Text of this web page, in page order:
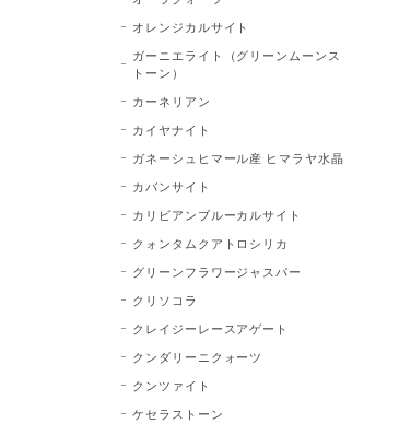
オレンジカルサイト
ガーニエライト（グリーンムーンス
トーン）
カーネリアン
カイヤナイト
ガネーシュヒマール産 ヒマラヤ水晶
カバンサイト
カリビアンブルーカルサイト
クォンタムクアトロシリカ
グリーンフラワージャスパー
クリソコラ
クレイジーレースアゲート
クンダリーニクォーツ
クンツァイト
ケセラストーン